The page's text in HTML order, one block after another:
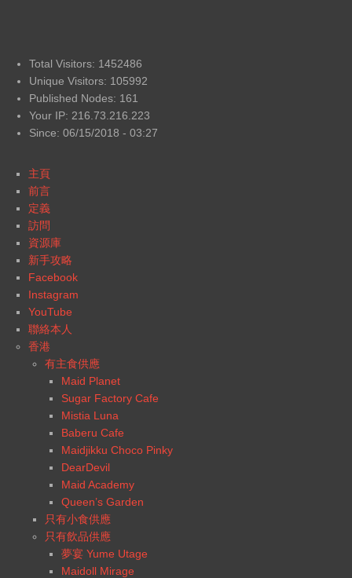
Total Visitors: 1452486
Unique Visitors: 105992
Published Nodes: 161
Your IP: 216.73.216.223
Since: 06/15/2018 - 03:27
主頁
前言
定義
訪問
資源庫
新手攻略
Facebook
Instagram
YouTube
聯絡本人
香港
有主食供應
Maid Planet
Sugar Factory Cafe
Mistia Luna
Baberu Cafe
Maidjikku Choco Pinky
DearDevil
Maid Academy
Queen’s Garden
只有小食供應
只有飲品供應
夢宴 Yume Utage
Maidoll Mirage